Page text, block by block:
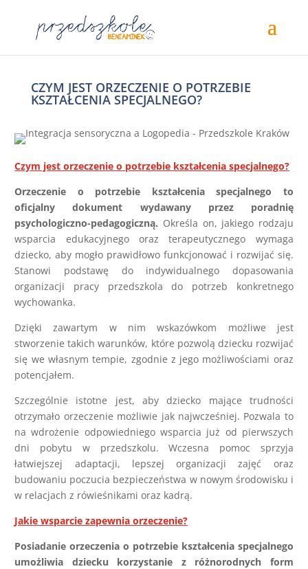
CZYM JEST ORZECZENIE O POTRZEBIE
KSZTAŁCENIA SPECJALNEGO?
Czym jest orzeczenie o potrzebie kształcenia specjalnego?
Orzeczenie o potrzebie kształcenia specjalnego to
oficjalny dokument wydawany przez poradnię
psychologiczno-pedagogiczną. Określa on, jakiego rodzaju
wsparcia edukacyjnego oraz terapeutycznego wymaga
dziecko, aby mogło prawidłowo funkcjonować i rozwijać się.
Stanowi podstawę do indywidualnego dopasowania
organizacji pracy przedszkola do potrzeb konkretnego
wychowanka.
Dzięki zawartym w nim wskazówkom możliwe jest
stworzenie takich warunków, które pozwolą dziecku rozwijać
się we własnym tempie, zgodnie z jego możliwościami oraz
potencjałem.
Szczególnie istotne jest, aby dziecko mające trudności
otrzymało orzeczenie możliwie jak najwcześniej. Pozwala to
na wdrożenie odpowiedniego wsparcia już od pierwszych
dni pobytu w przedszkolu. Wczesna pomoc sprzyja
łatwiejszej adaptacji, lepszej organizacji zajęć oraz
budowaniu poczucia bezpieczeństwa w nowym środowisku i
w relacjach z rówieśnikami oraz kadrą.
Jakie wsparcie zapewnia orzeczenie?
Posiadanie orzeczenia o potrzebie kształcenia specjalnego
umożliwia dziecku korzystanie z różnorodnych form